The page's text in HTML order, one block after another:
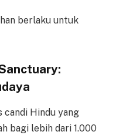
berlaku untuk
candi Hindu yang
bagi lebih dari 1.000